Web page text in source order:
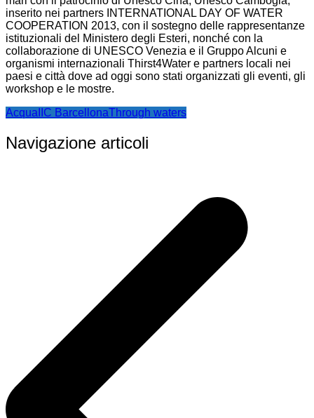
inserito nei partners INTERNATIONAL DAY OF WATER
COOPERATION 2013, con il sostegno delle rappresentanze
istituzionali del Ministero degli Esteri, nonché con la
collaborazione di UNESCO Venezia e il Gruppo Alcuni e
organismi internazionali Thirst4Water e partners locali nei
paesi e città dove ad oggi sono stati organizzati gli eventi, gli
workshop e le mostre.
Acqua IIC BarcellonaThrough waters
Navigazione articoli